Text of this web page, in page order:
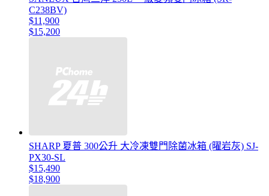
C238BV)
$11,900
$15,200
SHARP 夏普 300公升 大冷凍雙門除菌冰箱 (曜岩灰) SJ-
PX30-SL
$15,490
$18,900